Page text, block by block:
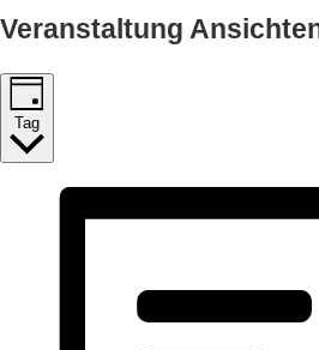
Veranstaltung
Tag